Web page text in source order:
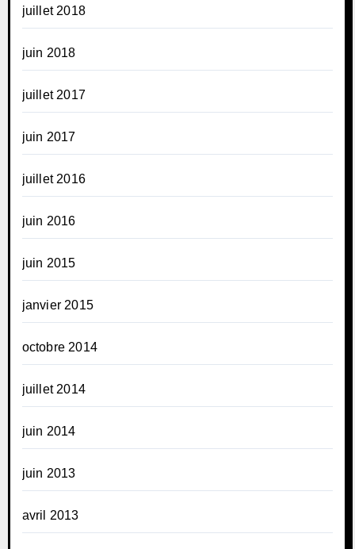
juillet 2018
juin 2018
juillet 2017
juin 2017
juillet 2016
juin 2016
juin 2015
janvier 2015
octobre 2014
juillet 2014
juin 2014
juin 2013
avril 2013